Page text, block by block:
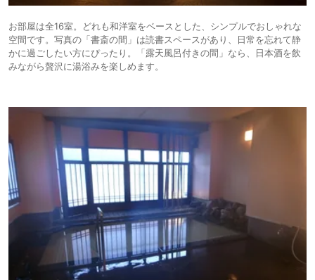
お部屋は全16室。どれも和洋室をベースとした、シンプルでおしゃれな
空間です。写真の「書斎の間」は読書スペースがあり、日常を忘れて静
かに過ごしたい方にぴったり。「露天風呂付きの間」なら、日本酒を飲
みながら贅沢に湯浴みを楽しめます。